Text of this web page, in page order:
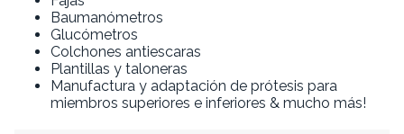
Baumanómetros
Glucómetros
Colchones antiescaras
Plantillas y taloneras
Manufactura y adaptación de prótesis para
miembros superiores e inferiores & mucho más!